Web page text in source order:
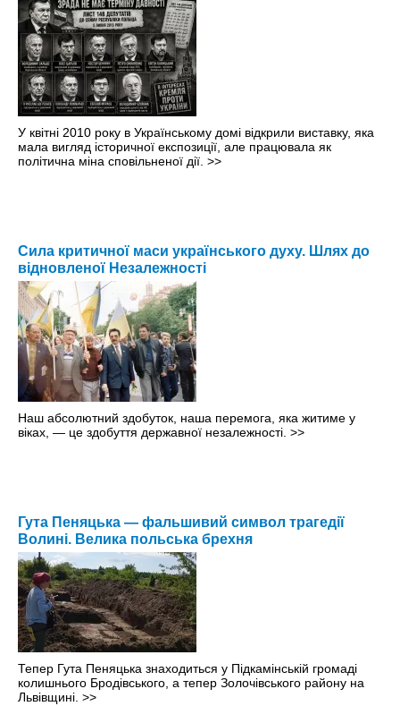
У квітні 2010 року в Українському домі відкрили виставку, яка
мала вигляд історичної експозиції, але працювала як
політична міна сповільненої дії. >>
Сила критичної маси українського духу. Шлях до
відновленої Незалежності
Наш абсолютний здобуток, наша перемога, яка житиме у
віках, — це здобуття державної незалежності. >>
Гута Пеняцька — фальшивий символ трагедії
Волині. Велика польська брехня
Тепер Гута Пеняцька знаходиться у Підкамінській громаді
колишнього Бродівського, а тепер Золочівського району на
Львівщині. >>